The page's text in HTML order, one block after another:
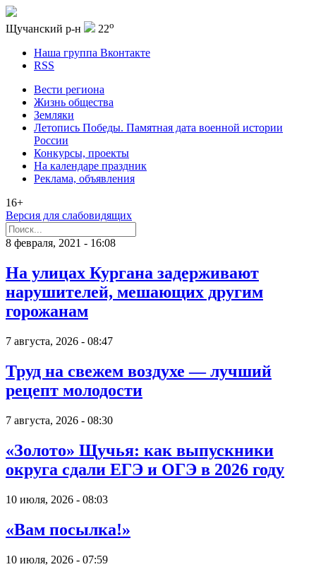
Щучанский р-н 22o
Наша группа Вконтакте
RSS
Вести региона
Жизнь общества
Земляки
Летопись Победы. Памятная дата военной истории
России
Конкурсы, проекты
На календаре праздник
Реклама, объявления
16+
Версия для слабовидящих
8 февраля, 2021 - 16:08
На улицах Кургана задерживают
нарушителей, мешающих другим
горожанам
7 августа, 2026 - 08:47
Труд на свежем воздухе — лучший
рецепт молодости
7 августа, 2026 - 08:30
«Золото» Щучья: как выпускники
округа сдали ЕГЭ и ОГЭ в 2026 году
10 июля, 2026 - 08:03
«Вам посылка!»
10 июля, 2026 - 07:59